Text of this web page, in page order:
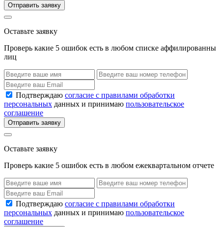
Отправить заявку
Оставьте заявку
Проверь какие 5 ошибок есть в любом списке аффилированны
лиц
Подтверждаю согласие с правилами обработки
персональных данных и принимаю пользовательское
соглашение
Отправить заявку
Оставьте заявку
Проверь какие 5 ошибок есть в любом ежеквартальном отчете
Подтверждаю согласие с правилами обработки
персональных данных и принимаю пользовательское
соглашение